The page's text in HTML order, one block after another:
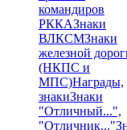
командиров
РККАЗнаки
ВЛКСМЗнаки
железной
(НКПС и
МПС)Награды,
знакиЗнаки
"Отличный...",
"Отличник..."